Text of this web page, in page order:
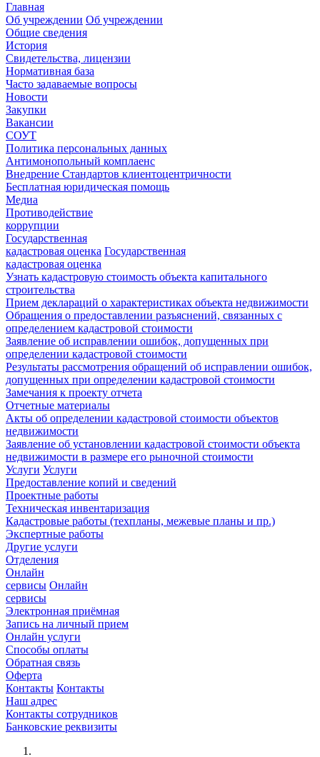
Главная
Об учреждении Об учреждении
Общие сведения
История
Свидетельства, лицензии
Нормативная база
Часто задаваемые вопросы
Новости
Закупки
Вакансии
СОУТ
Политика персональных данных
Антимонопольный комплаенс
Внедрение Стандартов клиентоцентричности
Бесплатная юридическая помощь
Медиа
Противодействие
коррупции
Государственная
кадастровая оценка Государственная
кадастровая оценка
Узнать кадастровую стоимость объекта капитального
строительства
Прием деклараций о характеристиках объекта недвижимости
Обращения о предоставлении разъяснений, связанных с
определением кадастровой стоимости
Заявление об исправлении ошибок, допущенных при
определении кадастровой стоимости
Результаты рассмотрения обращений об исправлении ошибок,
допущенных при определении кадастровой стоимости
Замечания к проекту отчета
Отчетные материалы
Акты об определении кадастровой стоимости объектов
недвижимости
Заявление об установлении кадастровой стоимости объекта
недвижимости в размере его рыночной стоимости
Услуги Услуги
Предоставление копий и сведений
Проектные работы
Техническая инвентаризация
Кадастровые работы (техпланы, межевые планы и пр.)
Экспертные работы
Другие услуги
Отделения
Онлайн
сервисы Онлайн
сервисы
Электронная приёмная
Запись на личный прием
Онлайн услуги
Способы оплаты
Обратная связь
Оферта
Контакты Контакты
Наш адрес
Контакты сотрудников
Банковские реквизиты